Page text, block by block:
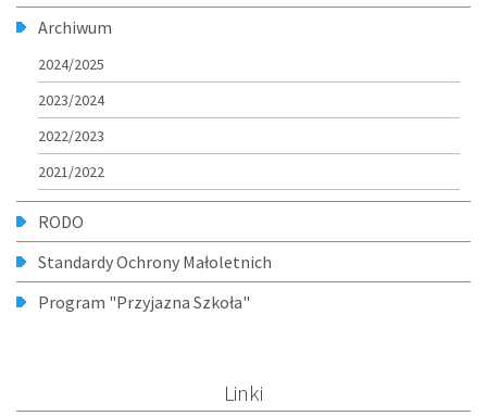
Archiwum
2024/2025
2023/2024
2022/2023
2021/2022
RODO
Standardy Ochrony Małoletnich
Program "Przyjazna Szkoła"
Linki